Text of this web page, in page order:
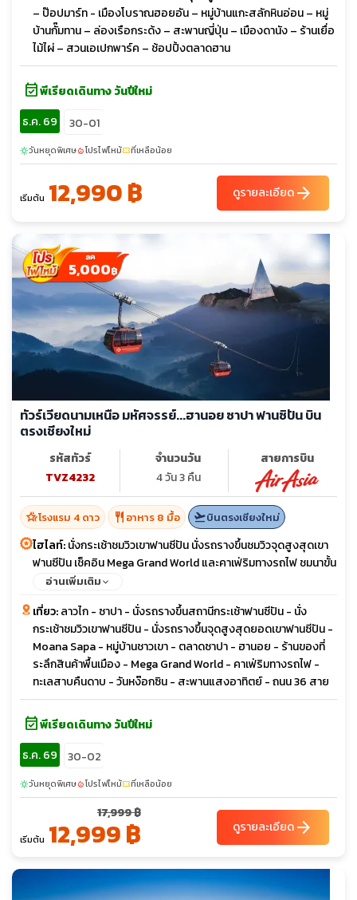
– ป๊อปมาร์ท - เมืองโบราณฮอยอัน – หมู่บ้านแกะสลักหินอ่อน – หมู่
บ้านกั๊มทาน – ล่องเรือกระด้ง – สะพานญี่ปุ่น – เมืองดานัง – ร้านเยื่อ
ไม้ไผ่ – สวนเอเปกพาร์ค – ช้อปปิ้งตลาดฮาน
event_availableพีเรียดเดินทาง วันปีใหม่
ธ.ค. 69
30-01
sunnyวันหยุดพิเศษlocal_fire_departmentโปรไฟไหม้confirmation_numberที่เหลือน้อย
เริ่มต้น 12,990 ฿ ดูรายละเอียดarrow_forward
5,000฿
ทัวร์เวียดนามเหนือ มหัศจรรย์...ฮานอย ซาปา ฟานซิปัน บิน
ตรงเชียงใหม่
รหัสทัวร์
TVZ4232
จำนวนวัน
4 วัน 3 คืน
สายการบิน
hotel_classโรงแรม 4 ดาว restaurant อาหาร 8 มื้อ flight_takeoffบินตรงเชียงใหม่
ไฮไลท์:นั่งกระเช้าชมวิวเขาฟานซีปัน นั่งรถรางขึ้นชมวิวจุดสูงสุดเขา
ฟานซีปัน เช็คอิน Mega Grand World และคาเฟ่ริมทางรถไฟ ชมนาขั้น
บันได ซาปา
อ่านเพิ่มเติม
เที่ยว:ลาวไก - ซาปา - นั่งรถรางขึ้นสถานีกระเช้าฟานซีปัน - นั่ง
กระเช้าชมวิวเขาฟานซีปัน - นั่งรถรางขึ้นจุดสูงสุดยอดเขาฟานซีปัน -
Moana Sapa - หมู่บ้านชาวเขา - ตลาดซาปา - ฮานอย - ร้านของที่
ระลึกสินค้าพื้นเมือง - Mega Grand World - คาเฟ่ริมทางรถไฟ -
ทะเลสาบคืนดาบ - วันหง๊อกซิน - สะพานแสงอาทิตย์ - ถนน 36 สาย
event_availableพีเรียดเดินทาง วันปีใหม่
ธ.ค. 69
30-02
sunnyวันหยุดพิเศษlocal_fire_departmentโปรไฟไหม้confirmation_numberที่เหลือน้อย
เริ่มต้น
17,999 ฿
12,999 ฿ ดูรายละเอียดarrow_forward